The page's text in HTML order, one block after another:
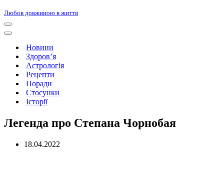
Любов довжиною в життя
Меню
навігації
Меню
навігаціїНовини
Здоров’я
Астрологія
Рецепти
Поради
Стосунки
Історії
Легенда про Степана Чорнобая
18.04.2022